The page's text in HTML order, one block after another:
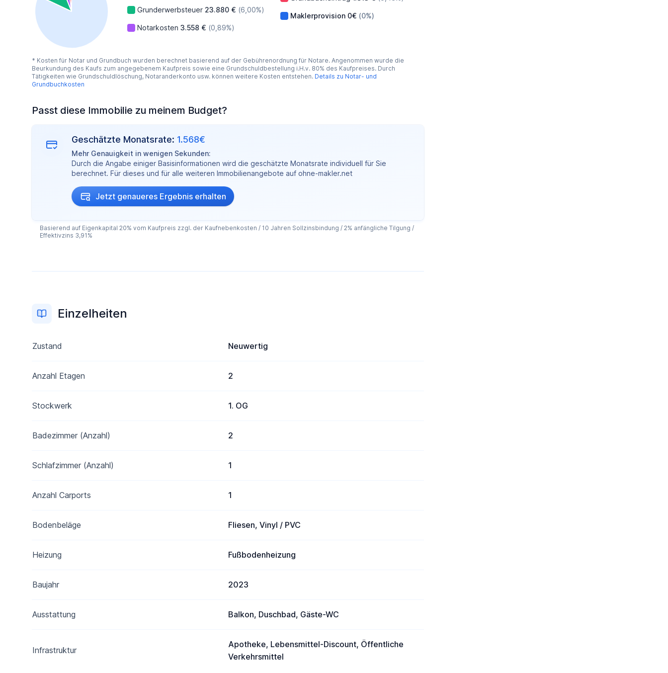
Grunderwerbsteuer 23.880 € (6,00%)
Notarkosten 3.558 € (0,89%)
Maklerprovision 0€ (0%)
* Kosten für Notar und Grundbuch wurden berechnet basierend auf der Gebührenordnung für Notare. Angenommen wurde die
Beurkundung des Kaufs zum angegebenem Kaufpreis sowie eine Grundschuldbestellung i.H.v. 80% des Kaufpreises. Durch
Tätigkeiten wie Grundschuldlöschung, Notaranderkonto usw. können weitere Kosten entstehen. Details zu Notar- und
Grundbuchkosten
Passt diese Immobilie zu meinem Budget?
Geschätzte Monatsrate: 1.568€
Mehr Genauigkeit in wenigen Sekunden:
Durch die Angabe einiger Basisinformationen wird die geschätzte Monatsrate individuell für Sie
berechnet. Für dieses und für alle weiteren Immobilienangebote auf ohne-makler.net
Jetzt genaueres Ergebnis erhalten
Basierend auf Eigenkapital 20% vom Kaufpreis zzgl. der Kaufnebenkosten / 10 Jahren Sollzinsbindung / 2% anfängliche Tilgung /
Effektivzins 3,91%
Einzelheiten
Zustand Neuwertig
Anzahl Etagen 2
Stockwerk 1. OG
Badezimmer (Anzahl) 2
Schlafzimmer (Anzahl) 1
Anzahl Carports 1
Bodenbeläge Fliesen, Vinyl / PVC
Heizung Fußbodenheizung
Baujahr 2023
Ausstattung Balkon, Duschbad, Gäste-WC
Infrastruktur
Apotheke, Lebensmittel-Discount, Öffentliche
Verkehrsmittel